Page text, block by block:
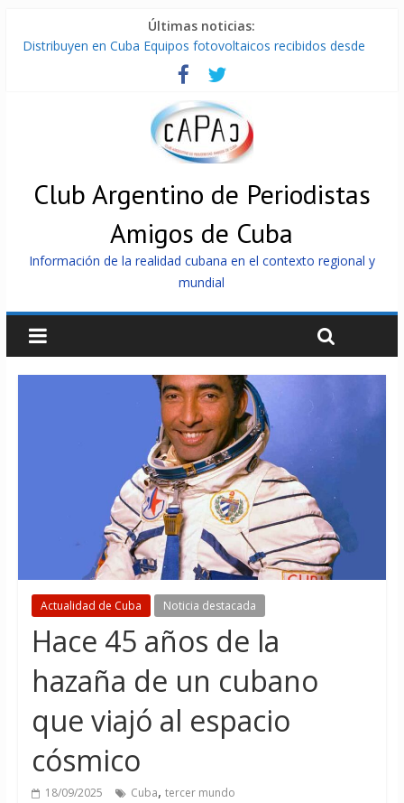
Últimas noticias:
Distribuyen en Cuba Equipos fotovoltaicos recibidos desde
La ONU condena medidas de EE.UU contra Cuba
Cuba alerta sobre doctrina militar de dominación de EEUU
Nuevas sanciones de EEUU contra Cuba apuntan a la
cooperación militar con Rusia y China
Brutal represión contra los que marchan para que no se
venda la patria
Club Argentino de Periodistas
Amigos de Cuba
Información de la realidad cubana en el contexto regional y
mundial
Actualidad de Cuba Noticia destacada
Hace 45 años de la
hazaña de un cubano
que viajó al espacio
cósmico
18/09/2025 Cuba, tercer mundo